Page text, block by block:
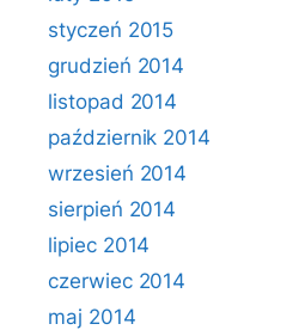
styczeń 2015
grudzień 2014
listopad 2014
październik 2014
wrzesień 2014
sierpień 2014
lipiec 2014
czerwiec 2014
maj 2014